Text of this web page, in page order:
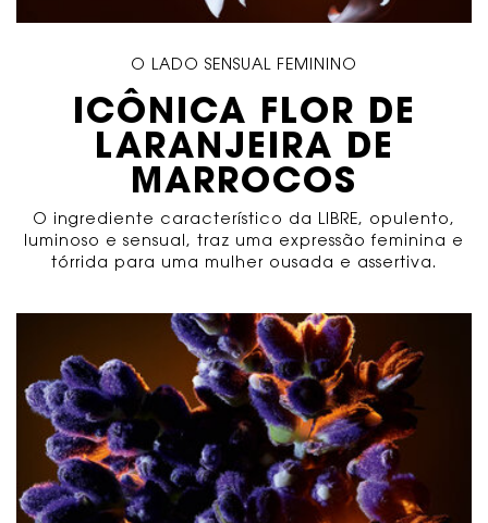
O LADO SENSUAL FEMININO
ICÔNICA FLOR DE
LARANJEIRA DE
MARROCOS
O ingrediente característico da LIBRE, opulento,
luminoso e sensual, traz uma expressão feminina e
tórrida para uma mulher ousada e assertiva.